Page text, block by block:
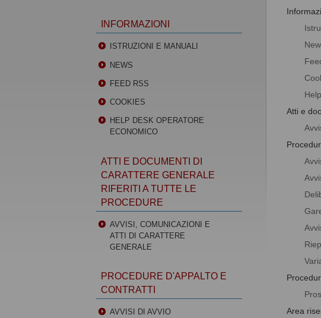
Atti e
Area
INFORMAZIONI
ISTRUZIONI E MANUALI
NEWS
FEED RSS
COOKIES
HELP DESK OPERATORE
ECONOMICO
ATTI E DOCUMENTI DI
CARATTERE GENERALE
RIFERITI A TUTTE LE
PROCEDURE
AVVISI, COMUNICAZIONI E
ATTI DI CARATTERE
GENERALE
PROCEDURE D'APPALTO E
CONTRATTI
AVVISI DI AVVIO